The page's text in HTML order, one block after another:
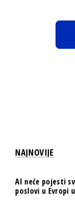
NAJNOVIJE
AI neće pojesti
poslovi u Evropi